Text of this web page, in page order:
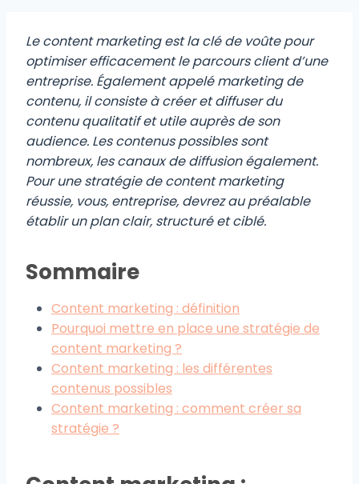
Le content marketing est la clé de voûte pour
optimiser efficacement le parcours client d’une
entreprise. Également appelé marketing de
contenu, il consiste à créer et diffuser du
contenu qualitatif et utile auprès de son
audience. Les contenus possibles sont
nombreux, les canaux de diffusion également.
Pour une stratégie de content marketing
réussie, vous, entreprise, devrez au préalable
établir un plan clair, structuré et ciblé.
Sommaire
Content marketing : définition
Pourquoi mettre en place une stratégie de
content marketing ?
Content marketing : les différentes
contenus possibles
Content marketing : comment créer sa
stratégie ?